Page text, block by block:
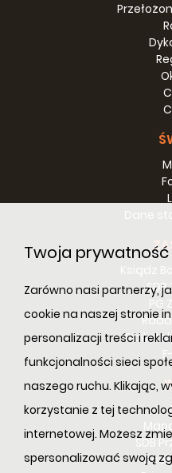
Twoja
Zarówno nasi partnerzy,
cookie na naszej stronie
personalizacji treści i
funkcjonalności sieci
naszego ruchu. Klikając,
korzystanie z tej
internetowej. Możesz
spersonalizować swoją
NOVENA_7
SDB